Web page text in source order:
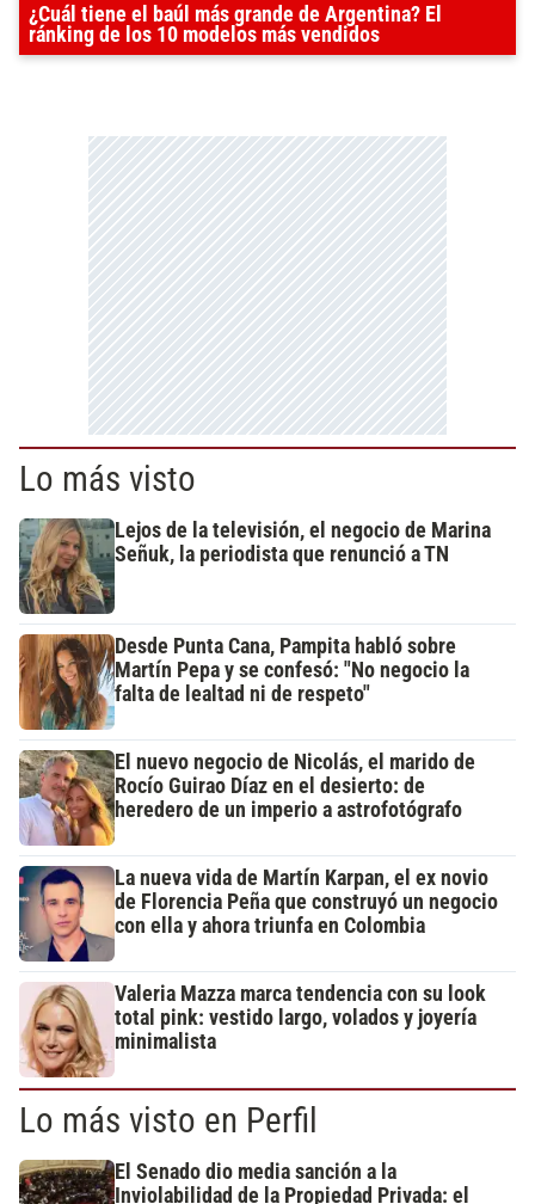
¿Cuál tiene el baúl más grande de Argentina? El
ránking de los 10 modelos más vendidos
Lo más visto
Lejos de la televisión, el negocio de Marina
Señuk, la periodista que renunció a TN
Desde Punta Cana, Pampita habló sobre
Martín Pepa y se confesó: "No negocio la
falta de lealtad ni de respeto"
El nuevo negocio de Nicolás, el marido de
Rocío Guirao Díaz en el desierto: de
heredero de un imperio a astrofotógrafo
La nueva vida de Martín Karpan, el ex novio
de Florencia Peña que construyó un negocio
con ella y ahora triunfa en Colombia
Valeria Mazza marca tendencia con su look
total pink: vestido largo, volados y joyería
minimalista
Lo más visto en Perfil
El Senado dio media sanción a la
Inviolabilidad de la Propiedad Privada: el